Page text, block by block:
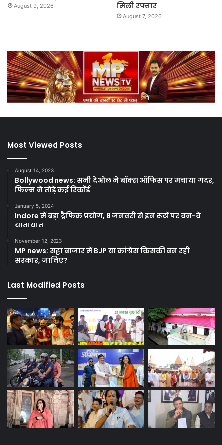
August 9, 2026
मिली रफ्तार
August 7, 2026
Most Viewed Posts
August 14, 2023
Bollywood news: सनी देओल ने बॉक्स ऑफिस पर मचाया गदर,
फिल्म ने तोड़े कई रिकॉर्ड
January 5, 2024
Indore में बड़ा ट्रैफिक प्रयोग, 8 जनवरी से इन रूटों पर वन-वे
यातायात
November 12, 2023
MP news: सट्टा बाजार में BJP या कांग्रेस किसकी बन रही
सरकार, जानिए?
Last Modified Posts